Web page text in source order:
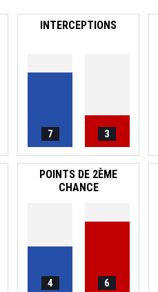
INTERCEPTIONS
7 3
POINTS DE 2ÈME
CHANCE
4 6